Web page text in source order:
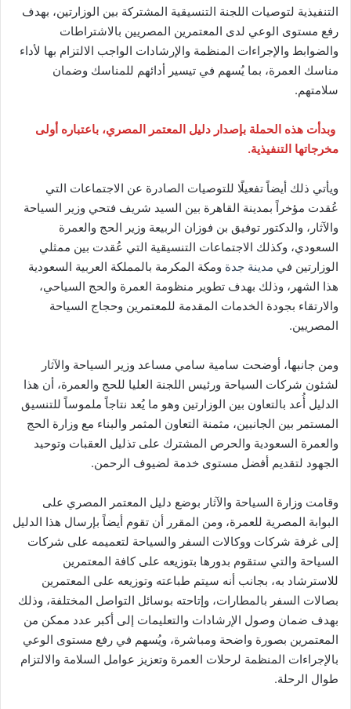
التنفيذية لتوصيات اللجنة التنسيقية المشتركة بين الوزارتين، بهدف
رفع مستوى الوعي لدى المعتمرين المصريين بالاشتراطات
والضوابط والإجراءات المنظمة والإرشادات الواجب الالتزام بها لأداء
مناسك العمرة، بما يُسهم في تيسير أدائهم للمناسك وضمان
سلامتهم.
وبدأت هذه الحملة بإصدار دليل المعتمر المصري، باعتباره أولى
مخرجاتها التنفيذية.
ويأتي ذلك أيضاً تفعيلًا للتوصيات الصادرة عن الاجتماعات التي
عُقدت مؤخراً بمدينة القاهرة بين السيد شريف فتحي وزير السياحة
والآثار، والدكتور توفيق بن فوزان الربيعة وزير الحج والعمرة
السعودي، وكذلك الاجتماعات التنسيقية التي عُقدت بين ممثلي
الوزارتين في مدينة جدة ومكة المكرمة بالمملكة العربية السعودية
هذا الشهر، وذلك بهدف تطوير منظومة العمرة والحج السياحي،
والارتقاء بجودة الخدمات المقدمة للمعتمرين وحجاج السياحة
المصريين.
ومن جانبها، أوضحت سامية سامي مساعد وزير السياحة والآثار
لشئون شركات السياحة ورئيس اللجنة العليا للحج والعمرة، أن هذا
الدليل أُعد بالتعاون بين الوزارتين وهو ما يُعد نتاجاً ملموساً للتنسيق
المستمر بين الجانبين، مثمنة التعاون المثمر والبناء مع وزارة الحج
والعمرة السعودية والحرص المشترك على تذليل العقبات وتوحيد
الجهود لتقديم أفضل مستوى خدمة لضيوف الرحمن.
وقامت وزارة السياحة والآثار بوضع دليل المعتمر المصري على
البوابة المصرية للعمرة، ومن المقرر أن تقوم أيضاً بإرسال هذا الدليل
إلى غرفة شركات ووكالات السفر والسياحة لتعميمه على شركات
السياحة والتي ستقوم بدورها بتوزيعه على كافة المعتمرين
للاسترشاد به، بجانب أنه سيتم طباعته وتوزيعه على المعتمرين
بصالات السفر بالمطارات، وإتاحته بوسائل التواصل المختلفة، وذلك
بهدف ضمان وصول الإرشادات والتعليمات إلى أكبر عدد ممكن من
المعتمرين بصورة واضحة ومباشرة، ويُسهم في رفع مستوى الوعي
بالإجراءات المنظمة لرحلات العمرة وتعزيز عوامل السلامة والالتزام
طوال الرحلة.